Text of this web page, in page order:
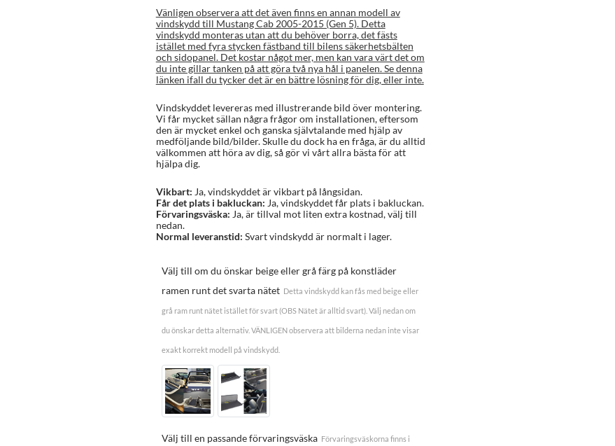
Vänligen observera att det även finns en annan modell av
vindskydd till Mustang Cab 2005-2015 (Gen 5). Detta
vindskydd monteras utan att du behöver borra, det fästs
istället med fyra stycken fästband till bilens säkerhetsbälten
och sidopanel. Det kostar något mer, men kan vara värt det om
du inte gillar tanken på att göra två nya hål i panelen. Se denna
länken ifall du tycker det är en bättre lösning för dig, eller inte.
Vindskyddet levereras med illustrerande bild över montering.
Vi får mycket sällan några frågor om installationen, eftersom
den är mycket enkel och ganska självtalande med hjälp av
medföljande bild/bilder. Skulle du dock ha en fråga, är du alltid
välkommen att höra av dig, så gör vi vårt allra bästa för att
hjälpa dig.
Vikbart: Ja, vindskyddet är vikbart på långsidan.
Får det plats i bakluckan: Ja, vindskyddet får plats i bakluckan.
Förvaringsväska: Ja, är tillval mot liten extra kostnad, välj till
nedan.
Normal leveranstid: Svart vindskydd är normalt i lager.
Välj till om du önskar beige eller grå färg på konstläder
ramen runt det svarta nätet Detta vindskydd kan fås med beige eller
grå ram runt nätet istället för svart (OBS Nätet är alltid svart). Välj nedan om
du önskar detta alternativ. VÄNLIGEN observera att bilderna nedan inte visar
exakt korrekt modell på vindskydd.
Välj till en passande förvaringsväska Förvaringsväskorna finns i